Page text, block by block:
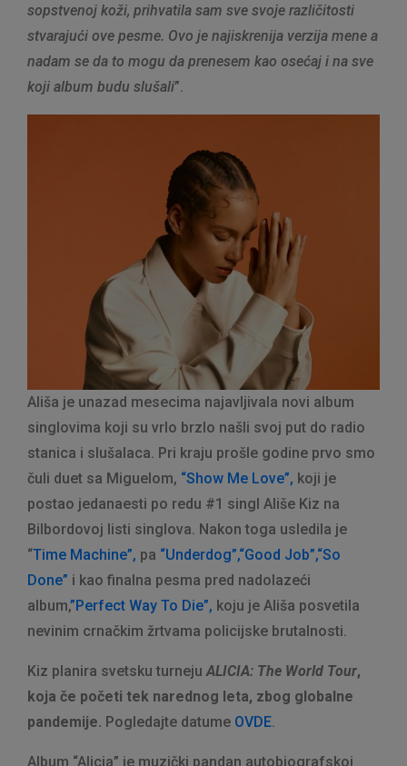
sopstvenoj koži, prihvatila sam sve svoje različitosti
stvarajući ove pesme. Ovo je najiskrenija verzija mene a
nadam se da to mogu da prenesem kao osećaj i na sve
koji album budu slušali”.
Ališa je unazad mesecima najavljivala novi album
singlovima koji su vrlo brzlo našli svoj put do radio
stanica i slušalaca. Pri kraju prošle godine prvo smo
čuli duet sa Miguelom, “Show Me Love”, koji je
postao jedanaesti po redu #1 singl Ališe Kiz na
Bilbordovoj listi singlova. Nakon toga usledila je
“Time Machine”, pa “Underdog”,“Good Job”,“So
Done” i kao finalna pesma pred nadolazeći
album,”Perfect Way To Die”, koju je Ališa posvetila
nevinim crnačkim žrtvama policijske brutalnosti.
Kiz planira svetsku turneju ALICIA: The World Tour,
koja če početi tek narednog leta, zbog globalne
pandemije. Pogledajte datume OVDE.
Album “Alicia” je muzički pandan autobiografskoj